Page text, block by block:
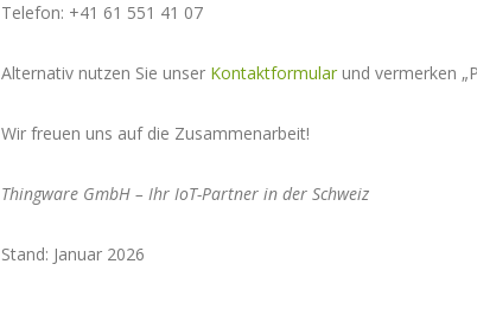
Telefon: +41 61 551 41 07
Alternativ nutzen Sie unser Kontaktformularund vermerken
Wir freuen uns auf die Zusammenarbeit!
Thingware GmbH – Ihr IoT-Partner in der Schweiz
Stand: Januar 2026